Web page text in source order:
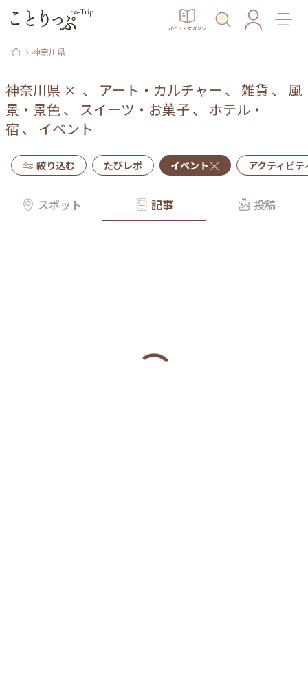
ガイド・マガジン
神奈川県
神奈川県 × 、 アート・カルチャー 、 雑貨 、 風
景・景色、 スイーツ・お菓子、 ホテル・
宿 、 イベント
絞り込む たびレポ イベント アクティビテ
スポット 記事 投稿